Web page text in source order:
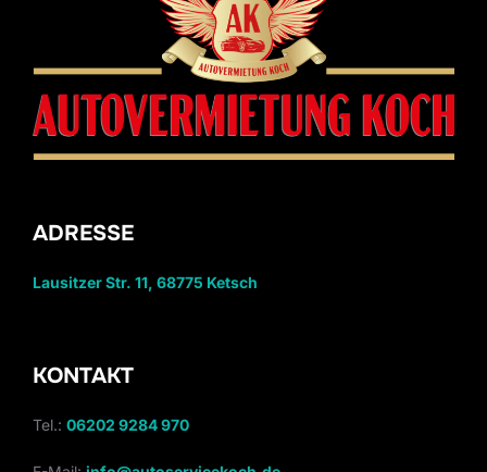
ADRESSE
Lausitzer Str. 11, 68775 Ketsch
KONTAKT
Tel.: 06202 9284 970